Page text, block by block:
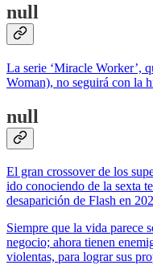
null
La serie ‘Miracle Worker’,
Woman), no seguirá con la
null
El gran crossover de los
ido conociendo de la sexta
desaparición de Flash en
Siempre que la vida parece
negocio; ahora tienen
violentas, para lograr sus